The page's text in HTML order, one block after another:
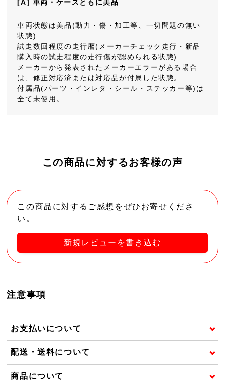
[A] 車両・ケースともに美品
車両状態は美品(動力・傷・加工等、一切問題の無い
状態)
試走数回程度の走行暦(メーカーチェック走行・新品
購入時の試走程度の走行傷が認められる状態)
メーカーから発表されたメーカーエラーがある場合
は、修正対応済または対応品が付属した状態。
付属品(パーツ・インレタ・シール・ステッカー等)は
全て未使用。
この商品に対するお客様の声
この商品に対するご感想をぜひお寄せくださ
い。
新規レビューを書き込む
注意事項
お支払いについて
配送・送料について
商品について